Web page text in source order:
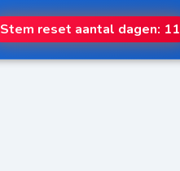
Stem reset aantal dagen: 11